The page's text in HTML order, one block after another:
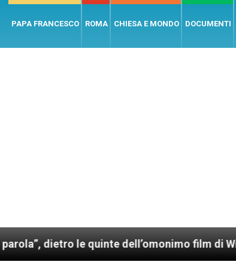
PAPA FRANCESCO ROMA CHIESA E MONDO DOCUMENTI
le quinte dell’omonimo film di Wim Wenders